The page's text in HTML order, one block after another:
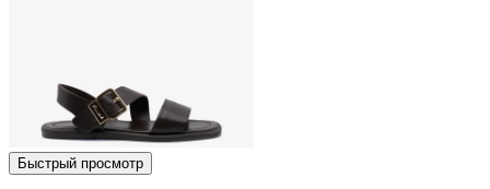
Быстрый просмотр